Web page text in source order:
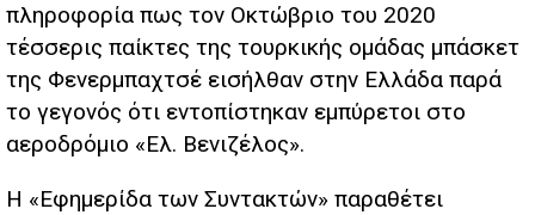
πληροφορία πως τον Οκτώβριο του 2020
τέσσερις παίκτες της τουρκικής ομάδας μπάσκετ
της Φενερμπαχτσέ εισήλθαν στην Ελλάδα παρά
το γεγονός ότι εντοπίστηκαν εμπύρετοι στο
αεροδρόμιο «Ελ. Βενιζέλος».
Η «Εφημερίδα των Συντακτών» παραθέτει